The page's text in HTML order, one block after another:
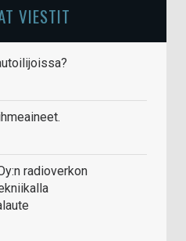
VIESTIT
radioverkon